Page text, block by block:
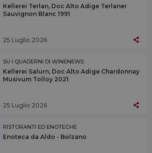
Kellerei Terlan, Doc Alto Adige Terlaner
Sauvignon Blanc 1991
25 Luglio 2026
SU I QUADERNI DI WINENEWS
Kellerei Salurn, Doc Alto Adige Chardonnay
Musivum Tolloy 2021
25 Luglio 2026
RISTORANTI ED ENOTECHE
Enoteca da Aldo - Bolzano